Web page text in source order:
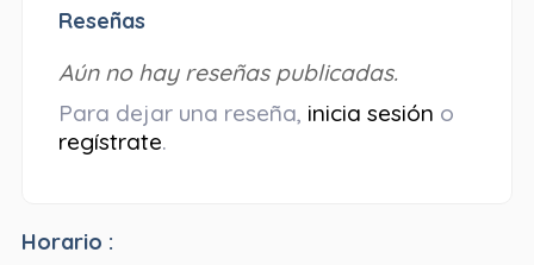
Reseñas
Aún no hay reseñas publicadas.
Para dejar una reseña, inicia sesión o
regístrate.
Horario :